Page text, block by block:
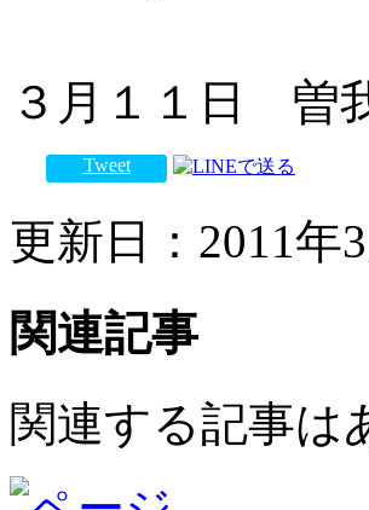
３月１１日 曽
Tweet
更新日：2011年
関連記事
関連する記事は